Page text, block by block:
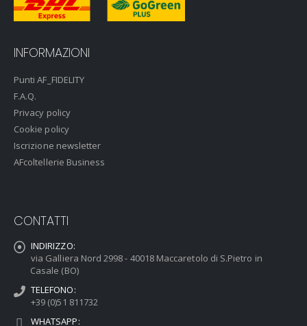
INFORMAZIONI
Punti AF_FIDELITY
F.A.Q.
Privacy policy
Cookie policy
Iscrizione newsletter
AFcoltellerie Business
CONTATTI
INDIRIZZO:
via Galliera Nord 2998 - 40018 Maccaretolo di S.Pietro in
Casale (BO)
TELEFONO:
+39 (0)51 811732
WHATSAPP: